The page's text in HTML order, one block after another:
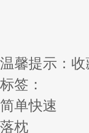
温馨提示：
标签：
简单快速
落枕